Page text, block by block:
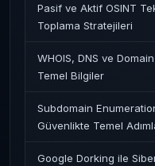
Pasif ve Aktif OSINT
Toplama Stratejileri
WHOIS, DNS ve
Temel Bilgiler
Subdomain
Güvenlikte Temel
Google Dorking ile